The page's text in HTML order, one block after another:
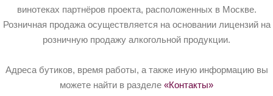
винотеках партнёров проекта, расположенных в Москве.
Розничная продажа осуществляется на основании лицензий на
розничную продажу алкогольной продукции.
Адреса бутиков, время работы, а также иную информацию вы
можете найти в разделе «Контакты»